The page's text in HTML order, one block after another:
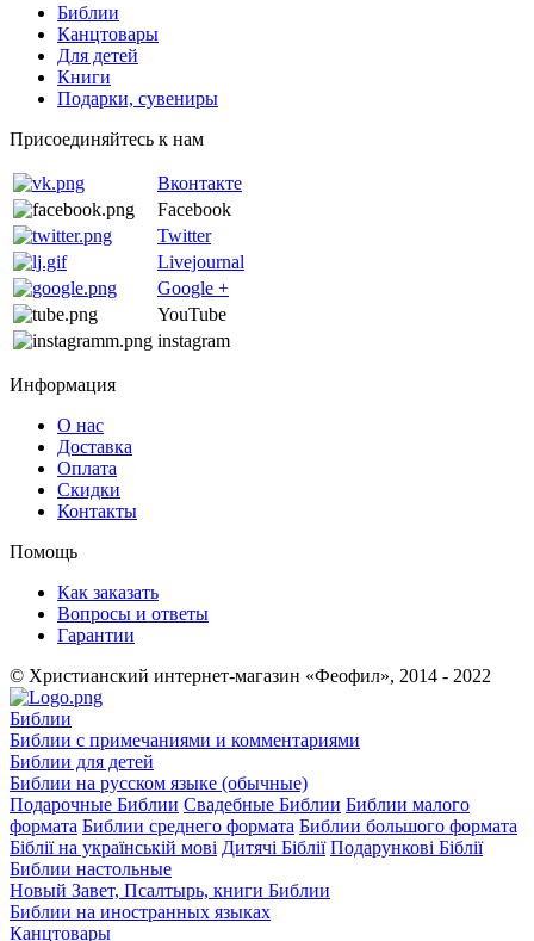
Библии
Канцтовары
Для детей
Книги
Подарки, сувениры
Присоединяйтесь к нам
Вконтакте
Facebook
Twitter
Livejournal
Google +
YouTube
instagram
Информация
О нас
Доставка
Оплата
Скидки
Контакты
Помощь
Как заказать
Вопросы и ответы
Гарантии
© Христианский интернет-магазин «Феофил», 2014 - 2022
Библии
Библии с примечаниями и комментариями
Библии для детей
Библии на русском языке (обычные)
Подарочные Библии Свадебные Библии Библии малого
формата Библии среднего формата Библии большого формата
Біблії на українській мові Дитячі Біблії Подарункові Біблії
Библии настольные
Новый Завет, Псалтырь, книги Библии
Библии на иностранных языках
Канцтовары